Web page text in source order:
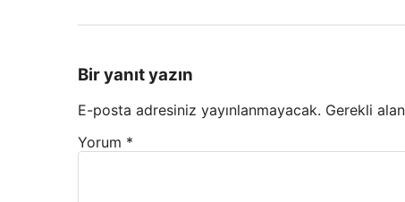
Bir yanıt yazın
E-posta adresiniz yayınlanmayacak. Gerekli
Yorum *